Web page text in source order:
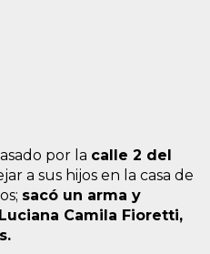
por la calle 2 del
a sus hijos en la casa de
sacó un arma y
Camila Fioretti,